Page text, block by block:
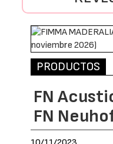
PRODUCTOS
FN
FN